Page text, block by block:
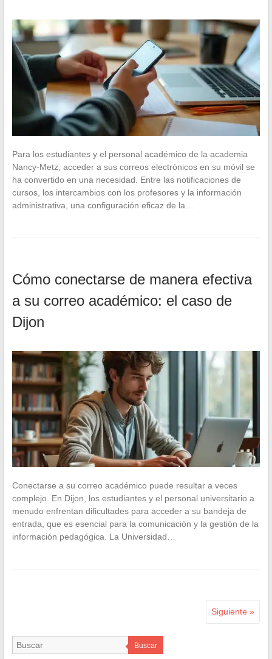
Para los estudiantes y el personal académico de la academia
Nancy-Metz, acceder a sus correos electrónicos en su móvil se
ha convertido en una necesidad. Entre las notificaciones de
cursos, los intercambios con los profesores y la información
administrativa, una configuración eficaz de la…
Cómo conectarse de manera efectiva
a su correo académico: el caso de
Dijon
Conectarse a su correo académico puede resultar a veces
complejo. En Dijon, los estudiantes y el personal universitario a
menudo enfrentan dificultades para acceder a su bandeja de
entrada, que es esencial para la comunicación y la gestión de la
información pedagógica. La Universidad…
Siguiente »
Buscar